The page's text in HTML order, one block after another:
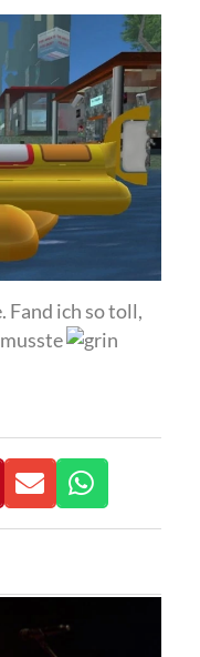
Fand ich so toll,